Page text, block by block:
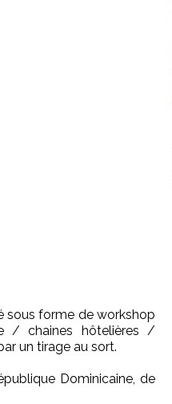
sous forme de workshop
/ chaines hôtelières /
un tirage au sort.
Dominicaine, de